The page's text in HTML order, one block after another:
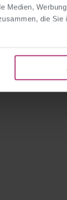
Medien,
die